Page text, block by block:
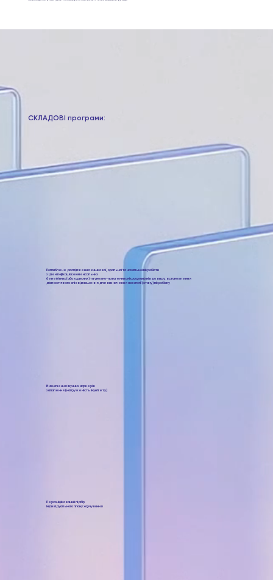
СКЛАДОВІ програми:
Поглиблене дослідження кишкової, оральної та назальної мікробіоти
з ідентифікацією коменсальних
бенефітних (або корисних) та умовно-патогенних мікроорганізмів до виду, встановлення
діагностичного співвідношення для визначення нозології (стану) мікробіому
Визначення імунних маркерів
запалення (напруженість імунітету)
Персоніфікований підбір
індивідуального плану харчування